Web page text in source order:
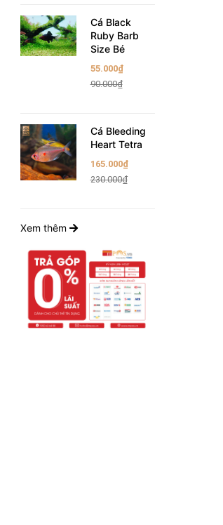
Cá Black
Ruby Barb
Size Bé
55.000₫
90.000₫
Cá Bleeding
Heart Tetra
165.000₫
230.000₫
Xem thêm